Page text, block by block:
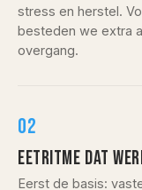
stress en herstel.
besteden we extra
overgang.
02
EETRITME DAT
Eerst de basis: